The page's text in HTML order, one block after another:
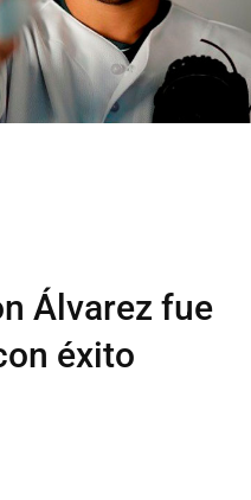
Álvarez fue
éxito